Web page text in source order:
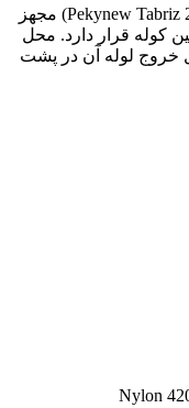
کوله پشتی کوهنوردی پکینیو مدل تبریز (Pekynew Tabriz 20) مجهز
کوله قرار دارد. محل
خروج لوله آن در پشت